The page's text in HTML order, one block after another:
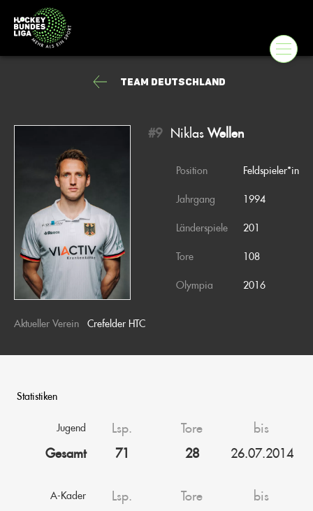
Team Deutschland
#9 Niklas Wellen
Position Feldspieler*in
Jahrgang 1994
Länderspiele 201
Tore 108
Olympia 2016
Aktueller Verein Crefelder HTC
Statistiken
Jugend Lsp. Tore
bis
Gesamt
71 28 26.07.2014
A-Kader Lsp. Tore
bis